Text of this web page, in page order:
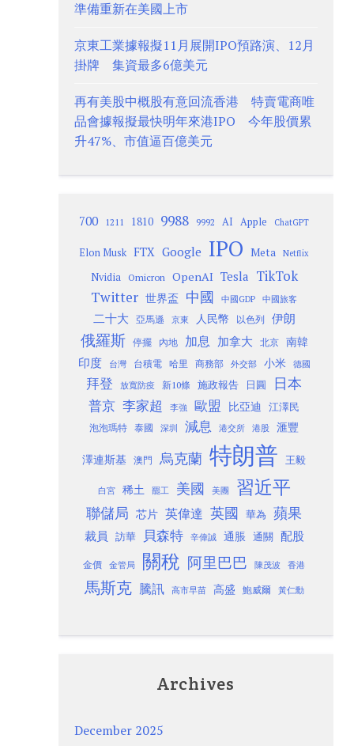
準備重新在美國上市
京東工業據報擬11月展開IPO預路演、12月
掛牌 集資最多6億美元
再有美股中概股有意回流香港 特賣電商唯
品會據報擬最快明年來港IPO 今年股價累
升47%、市值逼百億美元
700 1211 1810 9988 9992 AI Apple ChatGPT
Elon Musk FTX Google IPO Meta Netflix
Nvidia Omicron OpenAI Tesla TikTok
Twitter 世界盃 中國 中國GDP 中國旅客
二十大 亞馬遜 京東 人民幣 以色列 伊朗
俄羅斯 停擺 內地 加息 加拿大 北京
南韓
印度
台灣 台積電 哈里 商務部 外交部 小米 德國
拜登 放寬防疫 新10條 施政報告 日圓 日本
普京 李家超 李強 歐盟 比亞迪 江澤民
泡泡瑪特 泰國 深圳 減息 港交所 港股 滙豐
澤連斯基 澳門 烏克蘭 特朗普 王毅
白宮 稀土 罷工 美國 美團 習近平
聯儲局 芯片 英偉達 英國 華為 蘋果
裁員 訪華 貝森特 辛偉誠 通脹 通關 配股
金價 金管局 關稅 阿里巴巴 陳茂波 香港
馬斯克 騰訊 高市早苗 高盛 鮑威爾 黃仁勳
Archives
December 2025